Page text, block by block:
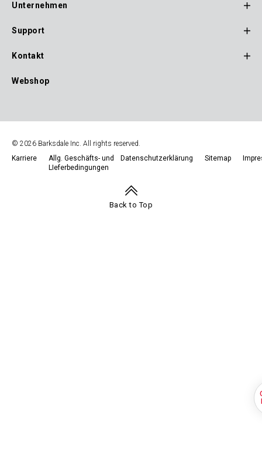
Unternehmen
Support
Kontakt
Webshop
© 2026 Barksdale Inc. All rights reserved.
Footer
Karriere
Allg. Geschäfts- und
LIeferbedingungen
Datenschutzerklärung Sitemap
Back to Top